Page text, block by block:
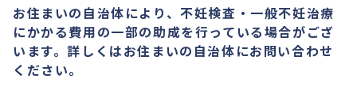
お住まいの自治体により、不妊検査・一般不妊治療
にかかる費用の一部の助成を行っている場合がござ
います。詳しくはお住まいの自治体にお問い合わせ
ください。